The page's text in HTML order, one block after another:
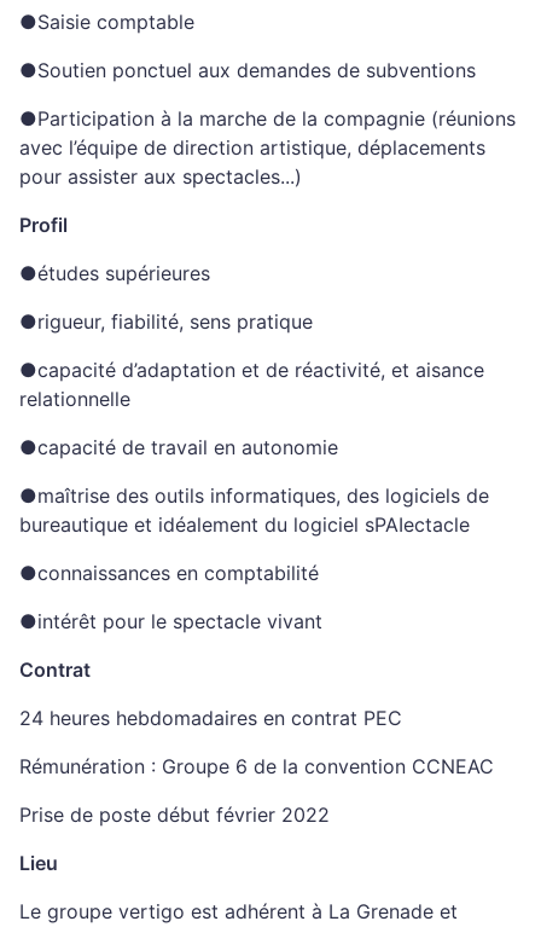
●Saisie comptable
●Soutien ponctuel aux demandes de subventions
●Participation à la marche de la compagnie (réunions
avec l’équipe de direction artistique, déplacements
pour assister aux spectacles...)
Profil
●études supérieures
●rigueur, fiabilité, sens pratique
●capacité d’adaptation et de réactivité, et aisance
relationnelle
●capacité de travail en autonomie
●maîtrise des outils informatiques, des logiciels de
bureautique et idéalement du logiciel sPAIectacle
●connaissances en comptabilité
●intérêt pour le spectacle vivant
Contrat
24 heures hebdomadaires en contrat PEC
Rémunération : Groupe 6 de la convention CCNEAC
Prise de poste début février 2022
Lieu
Le groupe vertigo est adhérent à La Grenade et